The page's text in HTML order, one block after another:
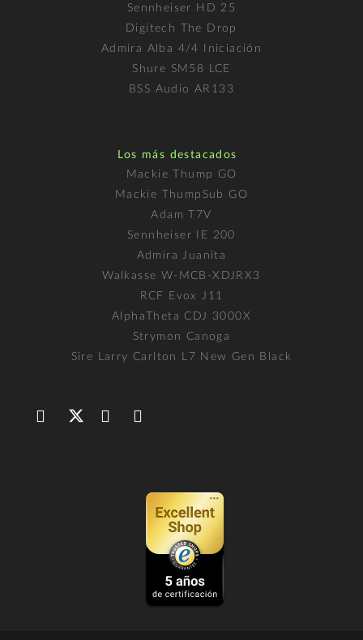
Sennheiser HD 25
Digitech The Drop
Admira Alba 4/4 Iniciación
Shure SM58 LCE
BSS Audio AR133
Los más destacados
Mackie Thump GO
Mackie ThumpSub GO
Adam T7V
Sennheiser IE 200
Admira Juanita
Walkasse W-MCB-XDJRX3
RCF Evox J11
AlphaTheta CDJ 3000X
Strymon Canoga
Sire Larry Carlton L7 New Gen Black